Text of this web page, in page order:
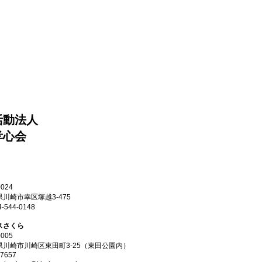
法人
心会
幸区塚越3-475
0148
さくら
崎区東田町3-25（東田公園内）